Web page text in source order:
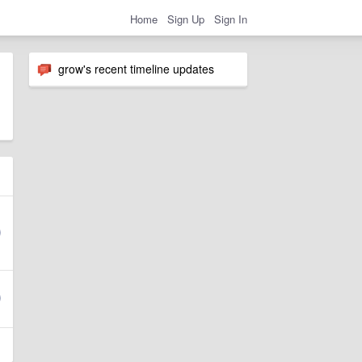
Home Sign Up Sign In
grow's recent timeline updates